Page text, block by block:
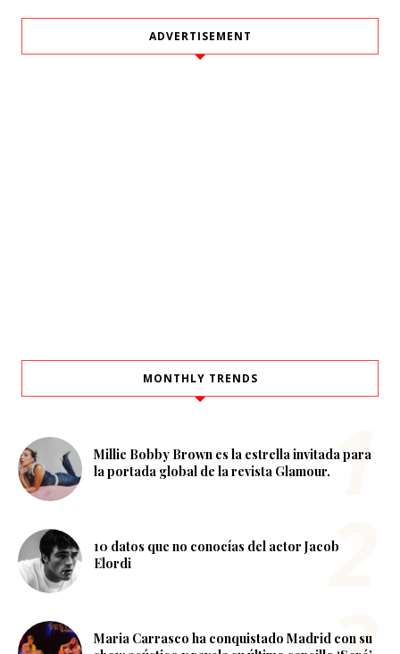
ADVERTISEMENT
MONTHLY TRENDS
Millie Bobby Brown es la estrella invitada para
la portada global de la revista Glamour.
10 datos que no conocías del actor Jacob
Elordi
Maria Carrasco ha conquistado Madrid con su